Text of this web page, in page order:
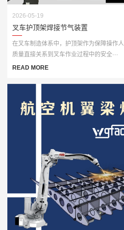
2026-05-19
叉车护顶架焊接节气装置
在叉车制造体系中，护顶架作为保障操作
质量直接关系到叉车作业过程中的安全···
READ MORE